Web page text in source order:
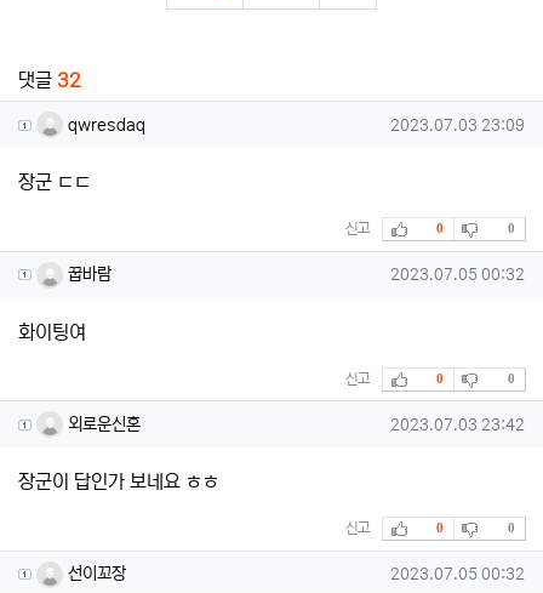
추천
비추천신고
댓글 32
qwresdaq님의 댓글
qwresdaq 작성일
2023.07.03 23:09
장군 ㄷㄷ
신고 추천
0 비추천
0
꿉바람님의 댓글
꿉바람 작성일
2023.07.05 00:32
화이팅여
신고 추천
0 비추천
0
외로운신혼님의 댓글
외로운신혼 작성일
2023.07.03 23:42
장군이 답인가 보네요 ㅎㅎ
신고 추천
0 비추천
0
선이꼬장님의 댓글
선이꼬장 작성일
2023.07.05 00:32